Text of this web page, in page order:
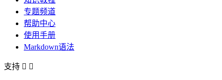
专题频道
帮助中心
使用手册
Markdown语法
支持  